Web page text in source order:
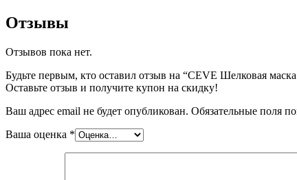
Отзывы
Отзывов пока нет.
Будьте первым, кто оставил отзыв на “CEVE Шелковая
Оставьте отзыв и получите купон на скидку!
Ваш адрес email не будет опубликован. Обязательные поля
Ваша оценка *